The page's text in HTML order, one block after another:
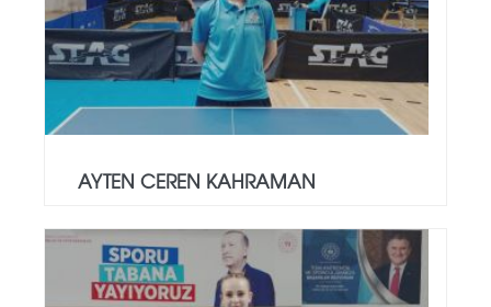
AYTEN CEREN KAHRAMAN